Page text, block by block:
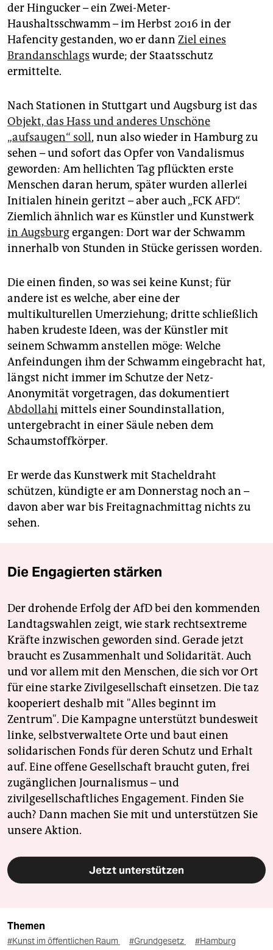
der Hingucker – ein Zwei-Meter-
Haushaltsschwamm – im Herbst 2016 in der
Hafencity gestanden, wo er dann Ziel eines
Brandanschlags wurde; der Staatsschutz
ermittelte.
Nach Stationen in Stuttgart und Augsburg ist das
Objekt, das Hass und anderes Unschöne
„aufsaugen“ soll, nun also wieder in Hamburg zu
sehen – und sofort das Opfer von Vandalismus
geworden: Am hellichten Tag pflückten erste
Menschen daran herum, später wurden allerlei
Initialen hinein geritzt – aber auch „FCK AFD“.
Ziemlich ähnlich war es Künstler und Kunstwerk
in Augsburgergangen: Dort war der Schwamm
innerhalb von Stunden in Stücke gerissen worden.
Die einen finden, so was sei keine Kunst; für
andere ist es welche, aber eine der
multikulturellen Umerziehung; dritte schließlich
haben krudeste Ideen, was der Künstler mit
seinem Schwamm anstellen möge: Welche
Anfeindungen ihm der Schwamm eingebracht hat,
längst nicht immer im Schutze der Netz-
Anonymität vorgetragen, das dokumentiert
Abdollahimittels einer Soundinstallation,
untergebracht in einer Säule neben dem
Schaumstoffkörper.
Er werde das Kunstwerk mit Stacheldraht
schützen, kündigte er am Donnerstag noch an –
davon aber war bis Freitagnachmittag nichts zu
sehen.
Die Engagierten stärken
Der drohende Erfolg der AfD bei den kommenden
Landtagswahlen zeigt, wie stark rechtsextreme
Kräfte inzwischen geworden sind. Gerade jetzt
braucht es Zusammenhalt und Solidarität. Auch
und vor allem mit den Menschen, die sich vor Ort
für eine starke Zivilgesellschaft einsetzen. Die taz
kooperiert deshalb mit "Alles beginnt im
Zentrum". Die Kampagne unterstützt bundesweit
linke, selbstverwaltete Orte und baut einen
solidarischen Fonds für deren Schutz und Erhalt
auf. Eine offene Gesellschaft braucht guten, frei
zugänglichen Journalismus – und
zivilgesellschaftliches Engagement. Finden Sie
auch? Dann machen Sie mit und unterstützen Sie
unsere Aktion.
Jetzt unterstützen
Themen
#Kunst im öffentlichen Raum #Grundgesetz #Hamburg